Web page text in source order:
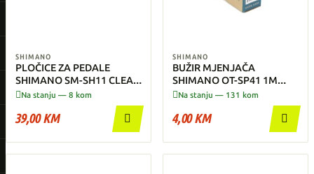
SHIMANO
PLOČICE ZA PEDALE
SHIMANO SM-SH11 CLEAT
SET
Na stanju — 8 kom
39,00 KM 
SHIMANO
BUŽIR MJENJAČA
SHIMANO OT-SP41 1M
CRNI
Na stanju — 131 kom
4,00 KM 